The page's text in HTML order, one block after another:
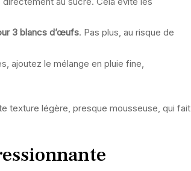
3 blancs d’œufs. Pas plus, au risque de
ajoutez le mélange en pluie fine,
texture légère, presque mousseuse, qui fait